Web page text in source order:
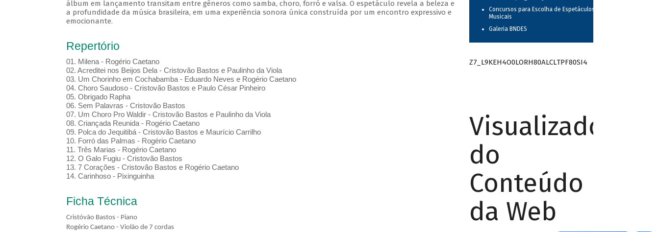
álbum em lançamento transitam entre gêneros como samba, choro, forró e valsa. O espetáculo revela a beleza e
a profundidade da música brasileira, em uma experiência sonora única construída por um encontro expressivo e
emocionante.
Repertório
01. Milena - Rogério Caetano
02. Acreditei nos Beijos Dela - Cristovão Bastos e Paulinho da Viola
03. Um Chorinho em Cochabamba - Eduardo Neves e Rogério Caetano
04. Choro Saudoso - Cristovão Bastos e Paulo César Pinheiro
05. Obrigado Rapha
06. Sem Palavras - Cristovão Bastos
07. Um Choro Pro Waldir - Cristovão Bastos e Paulinho da Viola
08. Criançada Reunida - Rogério Caetano
09. Polca do Jequitibá - Cristovão Bastos e Maurício Carrilho
10. Forró das Palmas - Rogério Caetano
11. Três Marias - Rogério Caetano
12. O Galo Fugiu - Cristovão Bastos
13. 7 Corações - Cristovão Bastos e Rogério Caetano
14. Carinhoso - Pixinguinha
Ficha Técnica
Cristóvão Bastos - Piano
Rogério Caetano - Violão de 7 cordas
Concursos para Escolha de Espetáculos
Musicais
Galeria BNDES
Z7_L9KEH4O0LORH80ALCLTPF80SI4
Visualizador
do
Conteúdo
da Web